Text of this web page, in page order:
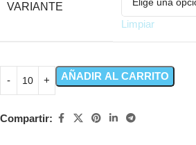
VARIANTE
Limpiar
AÑADIR AL CARRITO
Compartir: